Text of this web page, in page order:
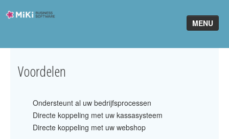
MENU
Software
MiKi2King
Software Online
Voordelen
Ondersteunt al uw bedrijfsprocessen
Directe koppeling met uw kassasysteem
Directe koppeling met uw webshop